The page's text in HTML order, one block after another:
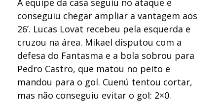
A equipe da casa seguiu no ataque e
conseguiu chegar ampliar a vantagem aos
26’. Lucas Lovat recebeu pela esquerda e
cruzou na área. Mikael disputou com a
defesa do Fantasma e a bola sobrou para
Pedro Castro, que matou no peito e
mandou para o gol. Cuenú tentou cortar,
mas não conseguiu evitar o gol: 2×0.